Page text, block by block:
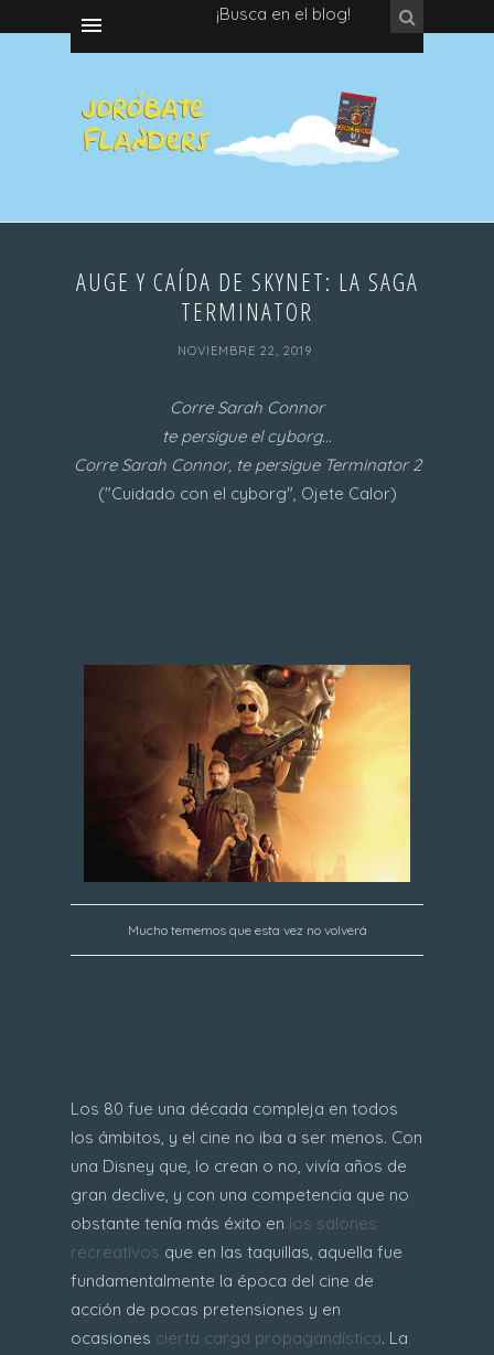
¡Busca en el blog!
AUGE Y CAÍDA DE SKYNET: LA SAGA
TERMINATOR
NOVIEMBRE 22, 2019
Corre Sarah Connor
te persigue el cyborg...
Corre Sarah Connor, te persigue Terminator 2
("Cuidado con el cyborg", Ojete Calor)
Mucho tememos que esta vez no volverá
Los 80 fue una década compleja en todos
los ámbitos, y el cine no iba a ser menos. Con
una Disney que, lo crean o no, vivía años de
gran declive, y con una competencia que no
obstante tenía más éxito en los salones
recreativos que en las taquillas, aquella fue
fundamentalmente la época del cine de
acción de pocas pretensiones y en
ocasiones cierta carga propagandística. La